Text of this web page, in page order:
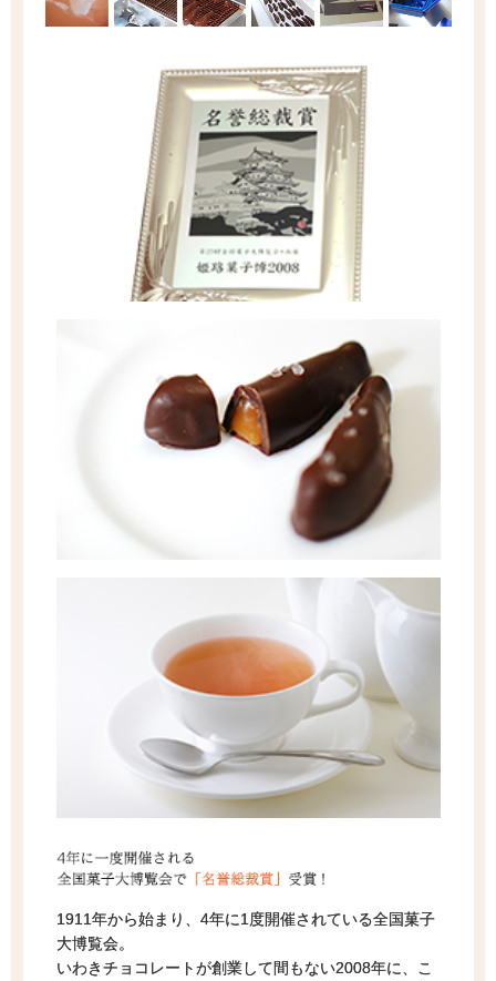
1911年から始まり、4年に1度開催されている全国菓子
大博覧会。
いわきチョコレートが創業して間もない2008年に、こ